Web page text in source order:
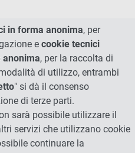
in forma anonima, per
e cookie tecnici
, per la raccolta di
di utilizzo, entrambi
" si dà il consenso
di terze parti.
sarà possibile utilizzare il
servizi che utilizzano cookie
continuare la